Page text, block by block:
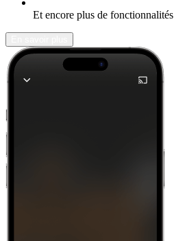
Et encore plus de fonctionnalités